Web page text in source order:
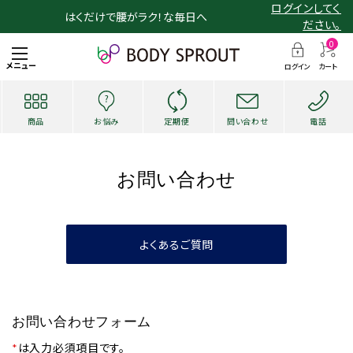
はくだけで腰がラク！な毎日へ
ログインしてく
ださい。
メニュー ログイン
0
カート
商品 お悩み 定期便 問い合わせ 電話
search
お悩み・用途から探す
お問い合わせ
よくあるご質問
お問い合わせフォーム
* は入力必須項目です。